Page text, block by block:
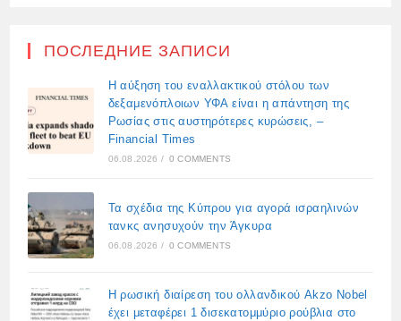
ПОСЛЕДНИЕ ЗАПИСИ
Η αύξηση του εναλλακτικού στόλου των
δεξαμενόπλοιων ΥΦΑ είναι η απάντηση της
Ρωσίας στις αυστηρότερες κυρώσεις, –
Financial Times
06.08.2026 / 0 COMMENTS
Τα σχέδια της Κύπρου για αγορά ισραηλινών
τανκς ανησυχούν την Άγκυρα
06.08.2026 / 0 COMMENTS
Η ρωσική διαίρεση του ολλανδικού Akzo Nobel
έχει μεταφέρει 1 δισεκατομμύριο ρούβλια στο